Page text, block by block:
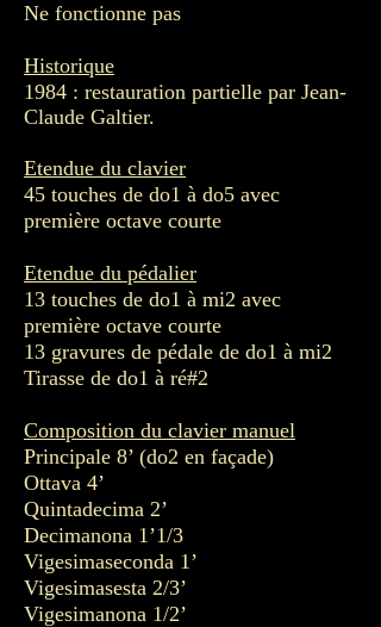
Ne fonctionne pas
Historique
1984 : restauration partielle par Jean-
Claude Galtier.
Etendue du clavier
45 touches de do1 à do5 avec
première octave courte
Etendue du pédalier
13 touches de do1 à mi2 avec
première octave courte
13 gravures de pédale de do1 à mi2
Tirasse de do1 à ré#2
Composition du clavier manuel
Principale 8’ (do2 en façade)
Ottava 4’
Quintadecima 2’
Decimanona 1’1/3
Vigesimaseconda 1’
Vigesimasesta 2/3’
Vigesimanona 1/2’